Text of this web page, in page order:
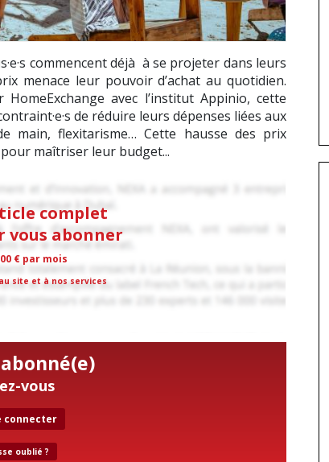
commencent déjà à se projeter dans leurs
menace leur pouvoir d’achat au quotidien.
avec l’institut Appinio, cette
de réduire leurs dépenses liées aux
main, flexitarisme… Cette hausse des prix
maîtriser leur budget...
complet
vous abonner
€ par mois
site et à nos services
vous
connecter
oublié ?